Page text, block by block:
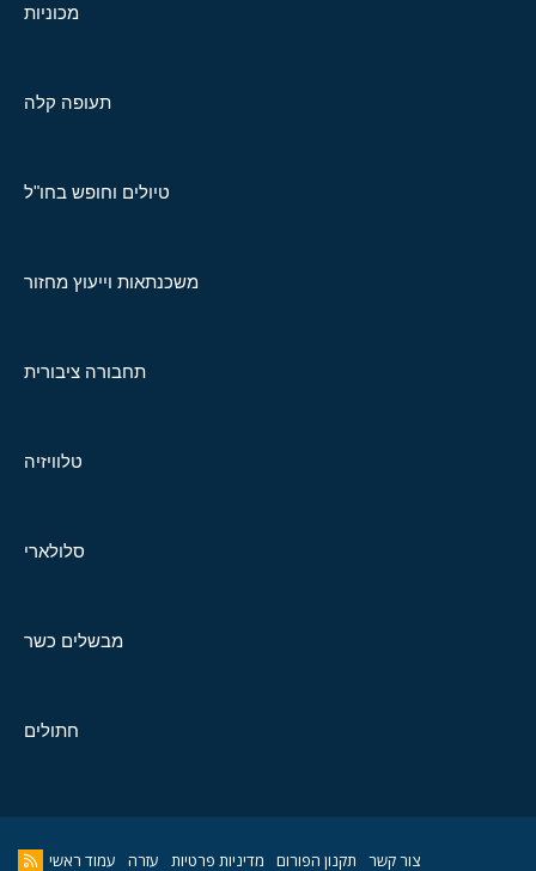
מכוניות
תעופה קלה
טיולים וחופש בחו"ל
משכנתאות וייעוץ מחזור
תחבורה ציבורית
טלוויזיה
סלולארי
מבשלים כשר
חתולים
צור קשר תקנון הפורום מדיניות פרטיות עזרה עמוד ראשי